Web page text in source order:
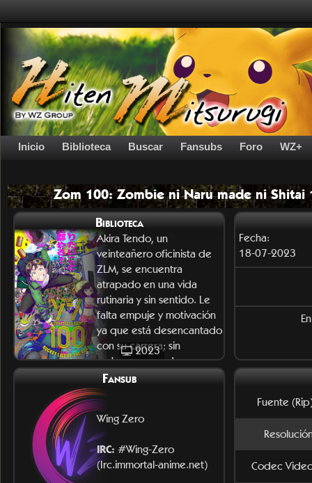
Inicio Biblioteca Buscar Fansubs Foro WZ+
Zom 100: Zombie ni Naru made ni Shitai
Biblioteca
2023
Akira Tendo, un
veinteañero oficinista de
ZLM, se encuentra
atrapado en una vida
rutinaria y sin sentido. Le
falta empuje y motivación
ya que está desencantado
con su carrera; sin
embargo, cuando un
apocalipsi
Fansub
Wing Zero
IRC: #Wing-Zero
(Irc.immortal-anime.net)
Fecha:
18-07-2023
Fuente
Codec